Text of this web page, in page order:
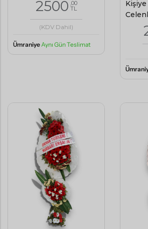
2500 ,00
TL
(KDV Dahil)
Ümraniye Aynı Gün Teslimat